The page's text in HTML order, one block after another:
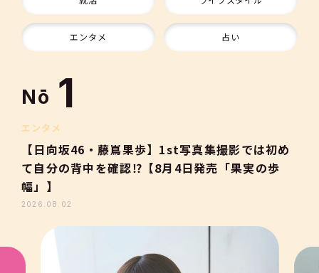
エンタメ 占い
Nō
10
1
2
3
4
エンタメ
【日向坂46・藤嶌果歩】1st写真集撮影では初め
て自分の背中を確認⁉【8月4日発売「果実の歩
幅」】
2026.08.02